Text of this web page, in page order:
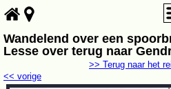
Wandelend over een
Lesse over terug naar
<< vorige
>> Terug naar het